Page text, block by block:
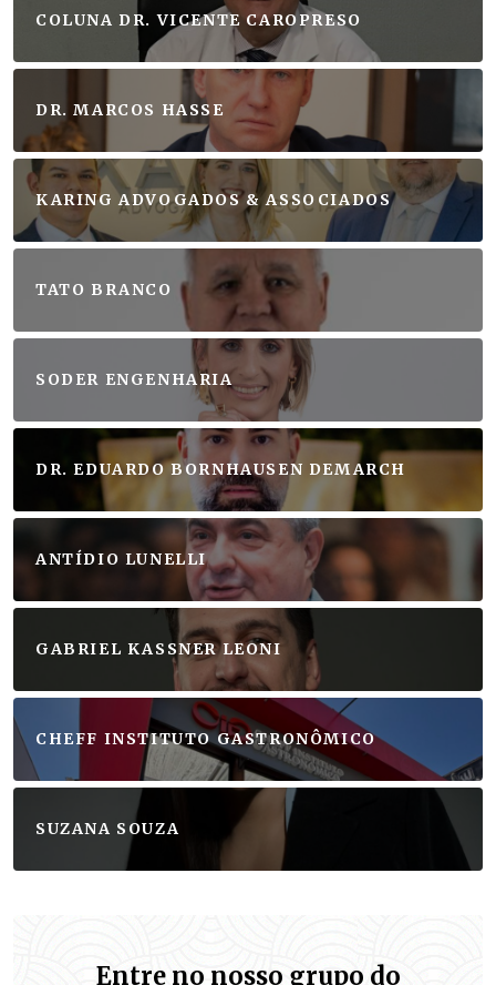
COLUNA DR. VICENTE CAROPRESO
DR. MARCOS HASSE
KARING ADVOGADOS & ASSOCIADOS
TATO BRANCO
SODER ENGENHARIA
DR. EDUARDO BORNHAUSEN DEMARCH
ANTÍDIO LUNELLI
GABRIEL KASSNER LEONI
CHEFF INSTITUTO GASTRONÔMICO
SUZANA SOUZA
Entre no nosso grupo do